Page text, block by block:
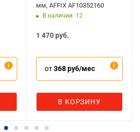
мм, AFFIX AF10352160
В наличии: 12
1 470руб.
от368 руб/мес
В КОРЗИНУ